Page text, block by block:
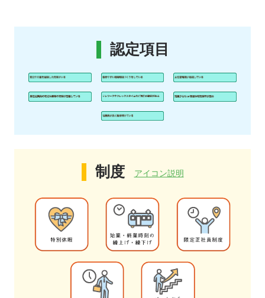
認定項目
制度 アイコン説明